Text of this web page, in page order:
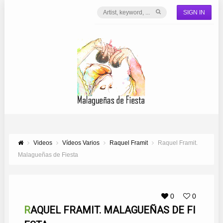
SIGN IN
Videos Vídeos Varios Raquel Framit
Raquel Framit.
Malagueñas de Fiesta
0 0
RAQUEL FRAMIT. MALAGUEÑAS DE FI